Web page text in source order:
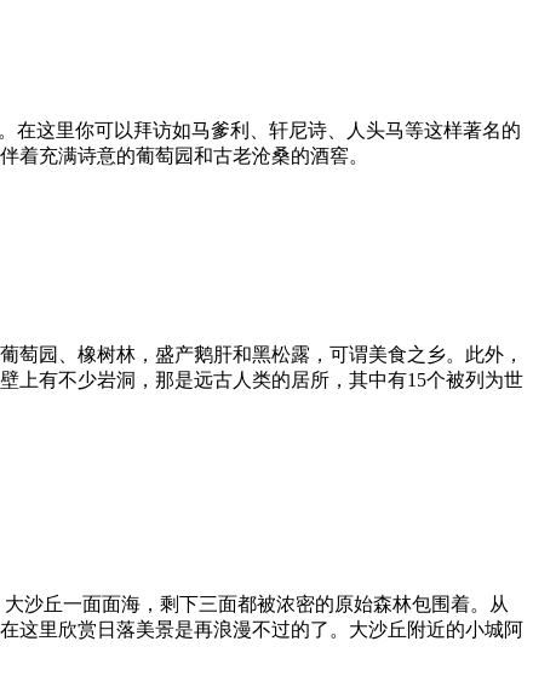
在这里你可以拜访如马爹利、轩尼诗、人头马等这样著名的
充满诗意的葡萄园和古老沧桑的酒窖。
园、橡树林，盛产鹅肝和黑松露，可谓美食之乡。此外，
上有不少岩洞，那是远古人类的居所，其中有15个被列为世
沙丘一面面海，剩下三面都被浓密的原始森林包围着。从
这里欣赏日落美景是再浪漫不过的了。大沙丘附近的小城阿